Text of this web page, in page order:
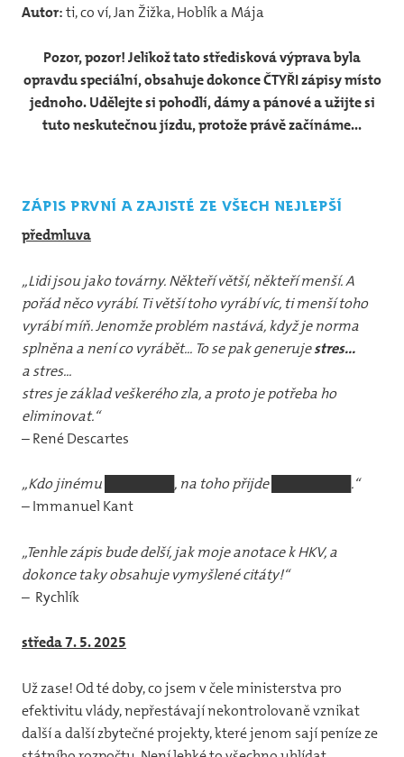
Autor:ti, co ví, Jan Žižka, Hoblík a Mája
Pozor, pozor! Jelikož tato středisková výprava byla
opravdu speciální, obsahuje dokonce ČTYŘI zápisy místo
jednoho. Udělejte si pohodlí, dámy a pánové a užijte si
tuto neskutečnou jízdu, protože právě začínáme...
zápis první a zajisté ze všech nejlepší
předmluva
„Lidi jsou jako továrny. Někteří větší, někteří menší. A
pořád něco vyrábí. Ti větší toho vyrábí víc, ti menší toho
vyrábí míň. Jenomže problém nastává, když je norma
splněna a není co vyrábět... To se pak generujestres...
a stres...
stres je základ veškerého zla, a proto je potřeba ho
eliminovat.“
– René Descartes
„Kdo jinému
, na toho přijde ████████.“
– Immanuel Kant
„Tenhle zápis bude delší, jak moje anotace k HKV, a
dokonce taky obsahuje vymyšlené citáty!“
– Rychlík
středa 7. 5. 2025
Už zase! Od té doby, co jsem v čele ministerstva pro
efektivitu vlády, nepřestávají nekontrolovaně vznikat
další a další zbytečné projekty, které jenom sají peníze ze